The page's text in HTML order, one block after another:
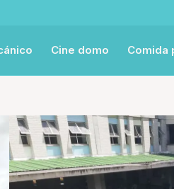
Cine domo Comida
Inicio Productos
Tobogán